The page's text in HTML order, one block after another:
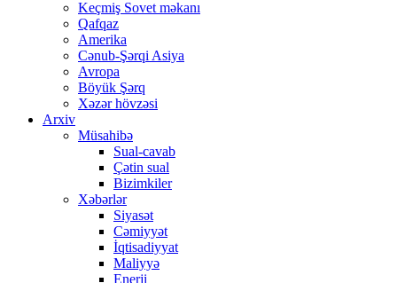
Keçmiş Sovet məkanı
Qafqaz
Amerika
Cənub-Şərqi Asiya
Avropa
Böyük Şərq
Xəzər hövzəsi
Arxiv
Müsahibə
Sual-cavab
Çətin sual
Bizimkiler
Xəbərlər
Siyasət
Cəmiyyət
İqtisadiyyat
Maliyyə
Enerji